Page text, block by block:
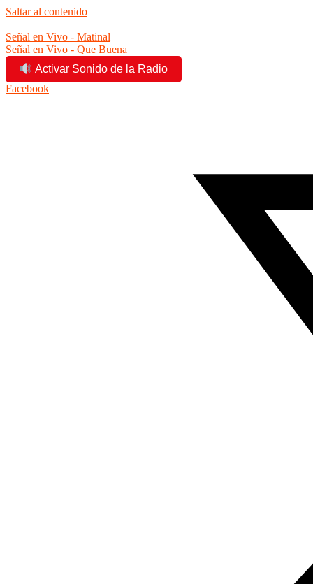
Saltar al contenido
Señal en Vivo - Matinal
Señal en Vivo - Que Buena
Activar Sonido de la Radio
Facebook